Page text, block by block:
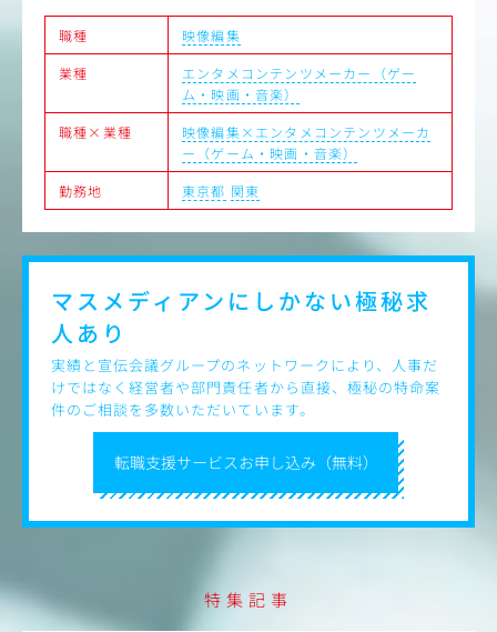
職種
映像編集
業種
エンタメコンテンツメーカー（ゲー
ム・映画・音楽）
職種×業種
映像編集×エンタメコンテンツメーカ
ー（ゲーム・映画・音楽）
勤務地
東京都 関東
転職支援サービスお申し込み（無料）
マスメディアンにしかない極秘求
人あり
実績と宣伝会議グループのネットワークにより、人事だ
けではなく経営者や部門責任者から直接、極秘の特命案
件のご相談を多数いただいています。
特集記事